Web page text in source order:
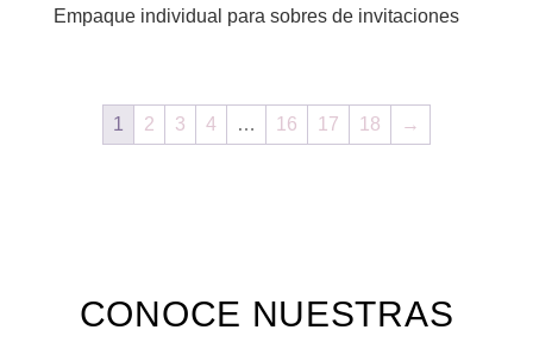
Empaque individual para sobres de invitaciones
1 2 3 4 … 16 17 18 →
CONOCE NUESTRAS